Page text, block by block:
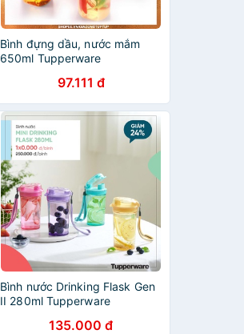
Bình đựng dầu, nước mắm
650ml Tupperware
97.111 đ
Bình nước Drinking Flask Gen
II 280ml Tupperware
135.000 đ